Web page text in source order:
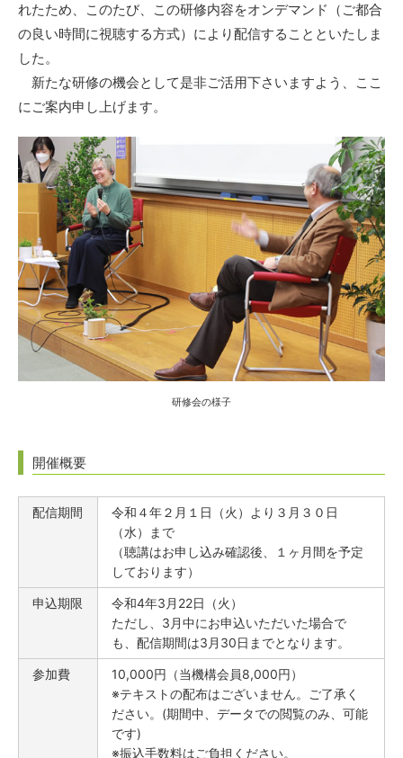
れたため、このたび、この研修内容をオンデマンド（ご都合
の良い時間に視聴する方式）により配信することといたしま
した。
新たな研修の機会として是非ご活用下さいますよう、ここ
にご案内申し上げます。
研修会の様子
開催概要
配信期間
令和４年２月１日（火）より３月３０日
（水）まで
（聴講はお申し込み確認後、１ヶ月間を予定
しております）
申込期限
令和4年3月22日（火）
ただし、3月中にお申込いただいた場合で
も、配信期間は3月30日までとなります。
参加費
10,000円（当機構会員8,000円）
※テキストの配布はございません。ご了承く
ださい。(期間中、データでの閲覧のみ、可能
です)
※振込手数料はご負担ください。